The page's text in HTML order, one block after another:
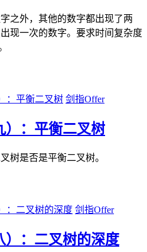
之外，其他的数字都出现了两
现一次的数字。要求时间复杂度
剑指Offer
：平衡二叉树
树是否是平衡二叉树。
剑指Offer
：二叉树的深度